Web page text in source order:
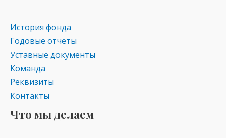
История фонда
Годовые отчеты
Уставные документы
Команда
Реквизиты
Контакты
Что мы делаем